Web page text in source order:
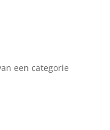
een categorie